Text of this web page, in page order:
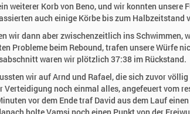
weiterer Korb von Beno, und wir konnten
auch einige Körbe bis zum Halbzeitstand
wir dann aber zwischenzeitlich ins Schwimmen,
Probleme beim Rebound, trafen unsere Würfe
waren wir plötzlich 37:38 im Rückstand.
wir auf Arnd und Rafael, die sich zuvor
Verteidigung noch einmal alles, angefeuert vom
vor dem Ende traf David aus dem Lauf